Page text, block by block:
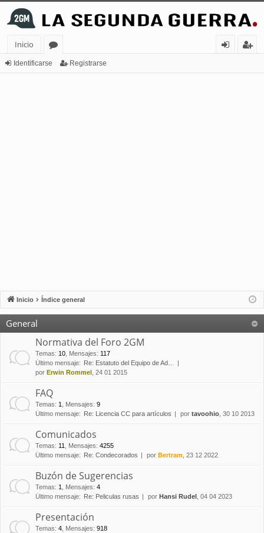
Inicio
or
Identificarse Registrarse
Inicio Índice general
General
Normativa del Foro 2GM
Temas: 10 Mensajes: 117
Último mensaje:
Re: Estatuto del Equipo de Ad…
por Erwin Rommel , 24 01 2015
FAQ
Temas: 1 Mensajes: 9
Último mensaje:
Re: Licencia CC para artículos por tavoohio , 30 10 2013
Comunicados
Temas: 11 Mensajes: 4255
Último mensaje:
Re: Condecorados por Bertram , 23 12 2022
Buzón de Sugerencias
Temas: 1 Mensajes: 4
Último mensaje:
Re: Peliculas rusas por Hansi Rudel , 04 04 2023
Presentación
Temas: 4 Mensajes: 918